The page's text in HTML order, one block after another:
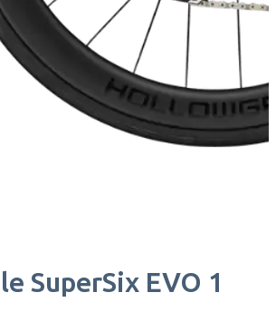
SuperSix EVO 1